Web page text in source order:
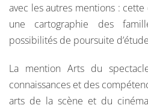
avec les autres mentions :
une cartographie des
possibilités de poursuite
La mention Arts du
connaissances et des
arts de la scène et du